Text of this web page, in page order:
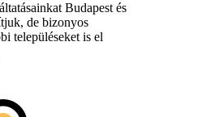
Budapest és
de bizonyos
településeket is el